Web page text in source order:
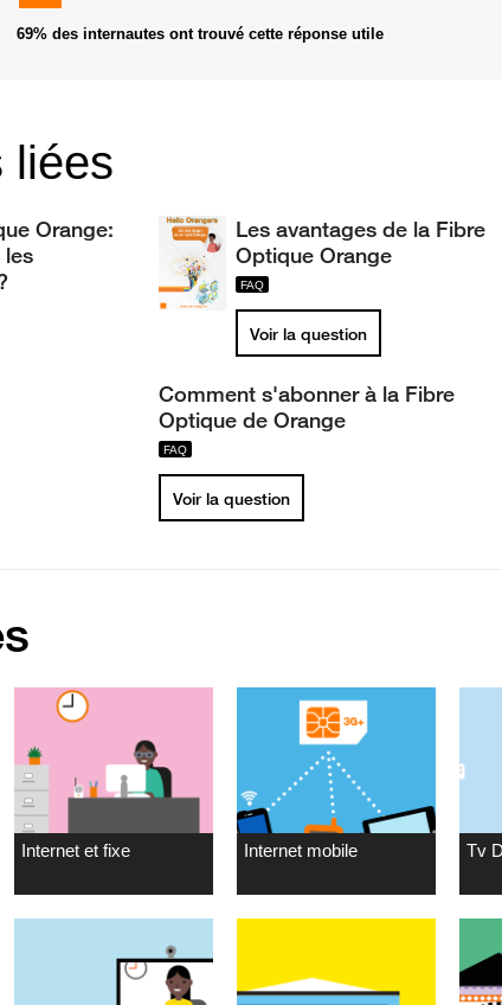
69% des internautes ont trouvé cette réponse utile
liées
Orange:
les
Les avantages de la Fibre
Optique Orange
Voir la question
Comment s'abonner à la Fibre
Optique de Orange
Voir la question
Internet et fixe Internet mobile Tv